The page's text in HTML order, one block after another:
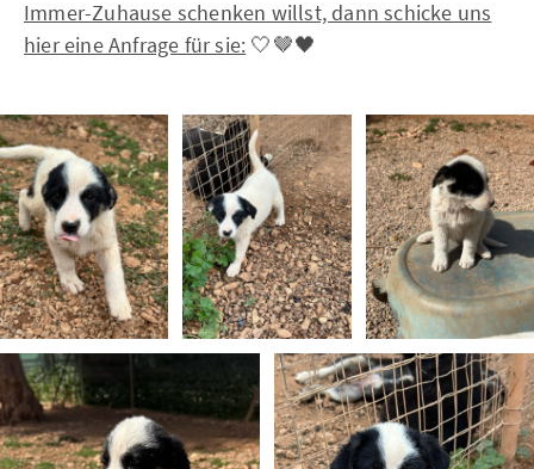
Immer-Zuhause schenken willst, dann schicke uns
hier eine Anfrage für sie: 🤍🤎🖤